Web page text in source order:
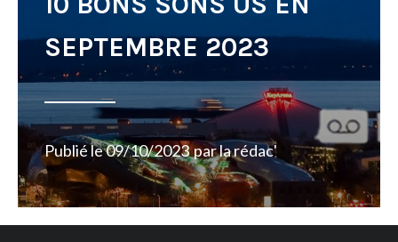
SEPTEMBRE 2023
Publié le09/10/2023 parla rédac'